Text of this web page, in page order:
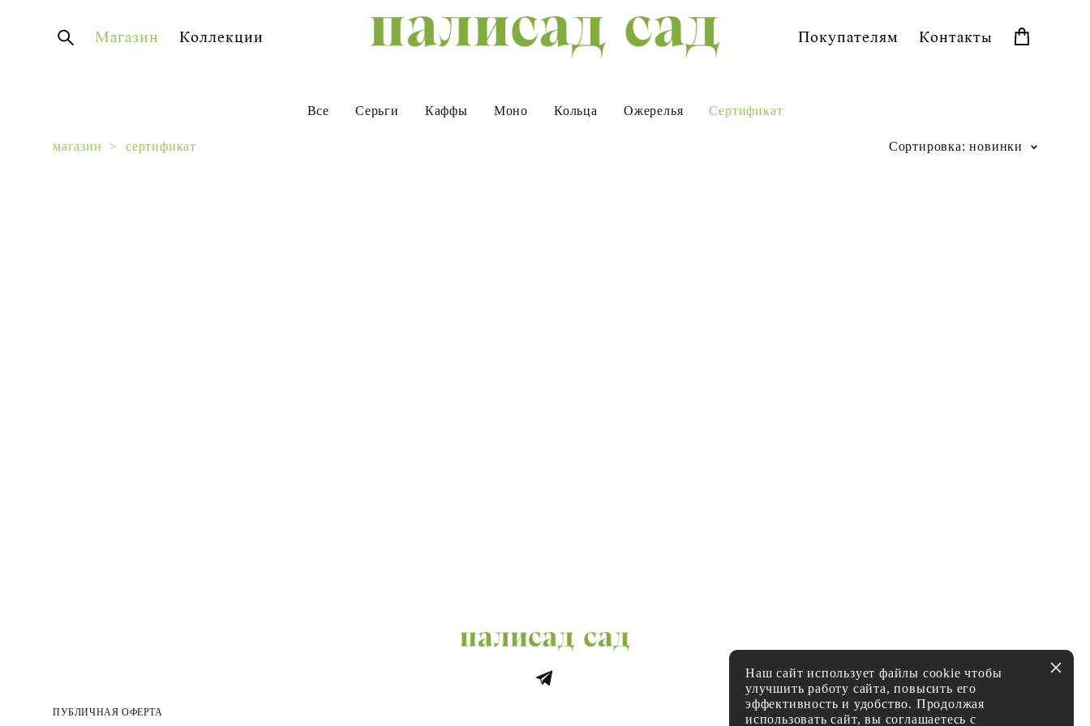
Магазин Коллекции Покупателям Контакты
Все Серьги Каффы Моно Кольца Ожерелья Сертификат
магазин > сертификат Сортировка: новинки
ПУБЛИЧНАЯ ОФЕРТА
Наш сайт использует файлы cookie чтобы
улучшить работу сайта, повысить его
эффективность и удобство. Продолжая
использовать сайт, вы соглашаетесь с